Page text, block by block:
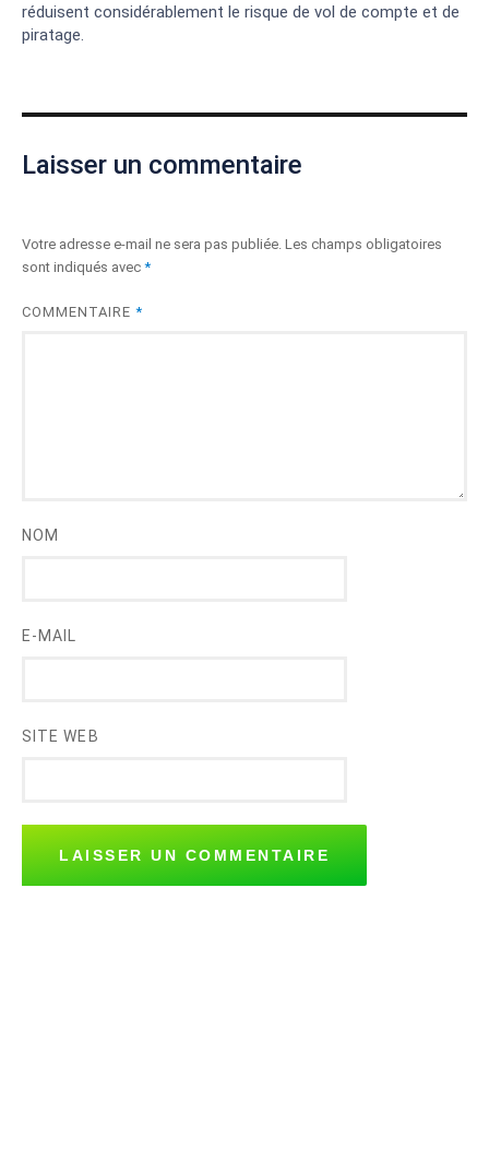
réduisent considérablement le risque de vol de compte et de
piratage.
Laisser un commentaire
Votre adresse e-mail ne sera pas publiée. Les champs obligatoires
sont indiqués avec *
COMMENTAIRE *
NOM
E-MAIL
SITE WEB